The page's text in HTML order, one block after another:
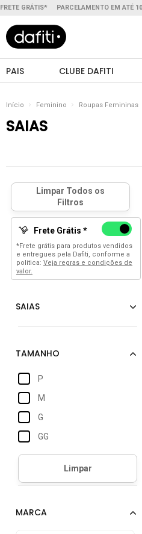
FRETE GRÁTIS* PARCELAMENTO EM ATÉ
PAIS CLUBE DAFITI
Início Feminino Roupas Femininas
SAIAS
Frete Grátis *
*Frete grátis para produtos vendidos
e entregues pela Dafiti, conforme a
política: Veja regras e condições de
valor.
P
M
G
GG